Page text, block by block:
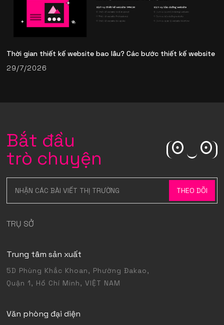
Thời gian thiết kế website bao lâu? Các bước thiết kế website
29/7/2026
Bắt đầu
trò chuyện
TRỤ SỞ
Trung tâm sản xuất
5D Phùng Khắc Khoan, Phường Đakao,
Quận 1, Hồ Chí Minh, VIỆT NAM
Văn phòng đại diện